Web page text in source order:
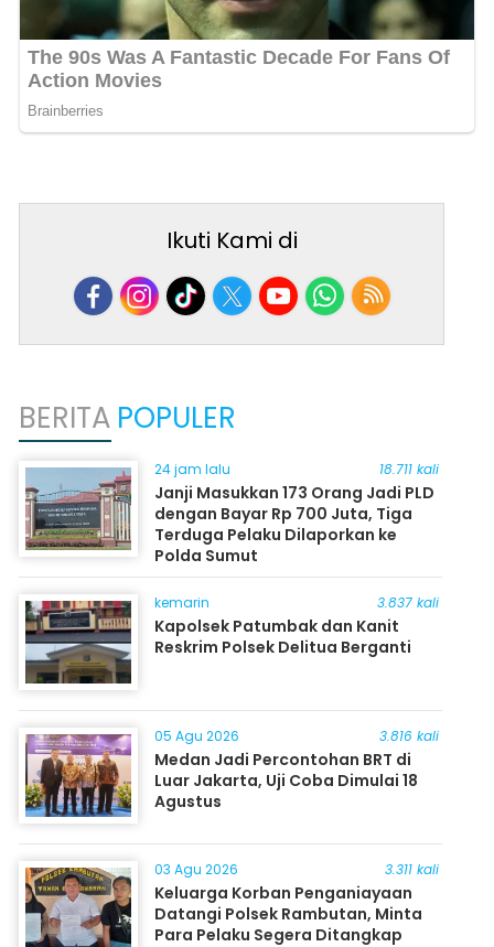
Ikuti Kami di
BERITA POPULER
24 jam lalu 18.711 kali
Janji Masukkan 173 Orang Jadi PLD
dengan Bayar Rp 700 Juta, Tiga
Terduga Pelaku Dilaporkan ke
Polda Sumut
kemarin 3.837 kali
Kapolsek Patumbak dan Kanit
Reskrim Polsek Delitua Berganti
05 Agu 2026 3.816 kali
Medan Jadi Percontohan BRT di
Luar Jakarta, Uji Coba Dimulai 18
Agustus
03 Agu 2026 3.311 kali
Keluarga Korban Penganiayaan
Datangi Polsek Rambutan, Minta
Para Pelaku Segera Ditangkap